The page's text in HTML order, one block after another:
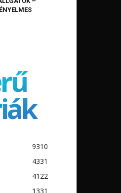
9310
4331
4122
1331